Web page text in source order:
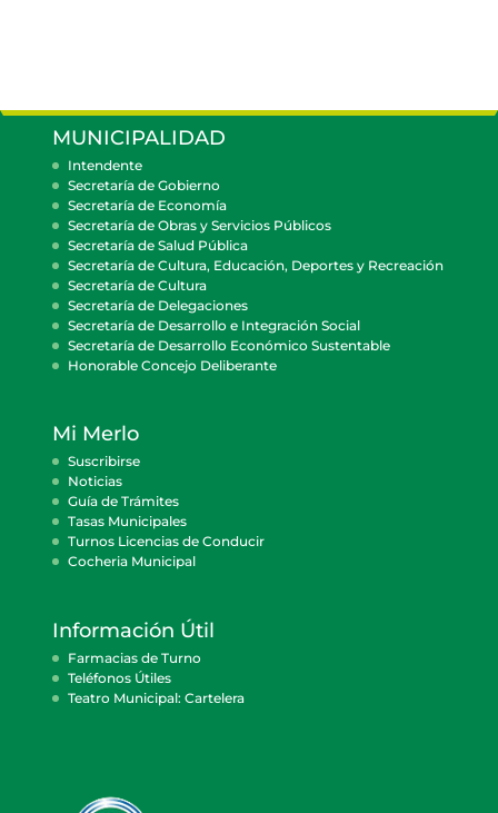
MUNICIPALIDAD
Intendente
Secretaría de Gobierno
Secretaría de Economía
Secretaría de Obras y Servicios Públicos
Secretaría de Salud Pública
Secretaría de Cultura, Educación, Deportes y Recreación
Secretaría de Cultura
Secretaría de Delegaciones
Secretaría de Desarrollo e Integración Social
Secretaría de Desarrollo Económico Sustentable
Honorable Concejo Deliberante
Mi Merlo
Suscribirse
Noticias
Guía de Trámites
Tasas Municipales
Turnos Licencias de Conducir
Cocheria Municipal
Información Útil
Farmacias de Turno
Teléfonos Útiles
Teatro Municipal: Cartelera